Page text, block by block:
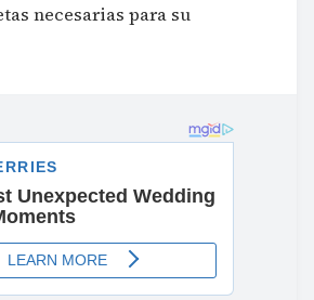
necesarias para su